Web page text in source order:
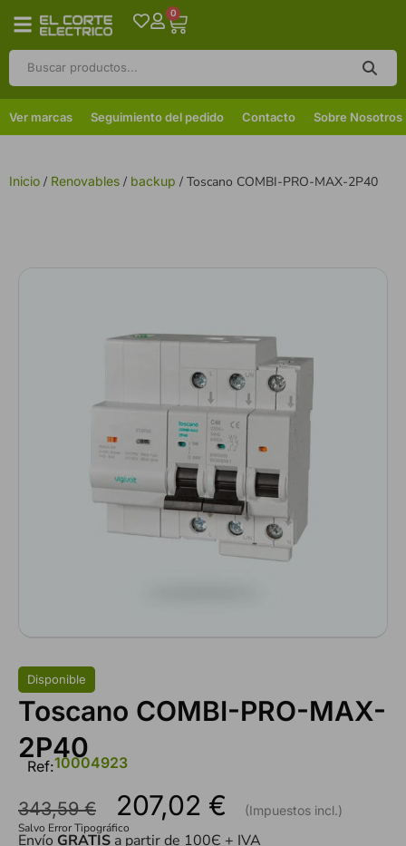
0
Ver marcas Seguimiento del pedido Contacto Sobre Nosotros
Inicio / Renovables / backup / Toscano COMBI-PRO-MAX-2P40
Disponible
Toscano COMBI-PRO-MAX-
2P40
Ref:10004923
343,59€ 207,02 €
Salvo Error Tipográfico
Envío GRATIS a partir de 100Є + IVA